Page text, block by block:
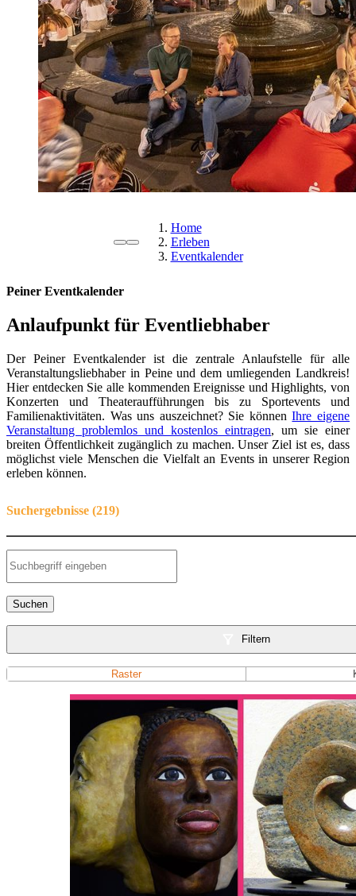
Home
Erleben
Eventkalender
Peiner Eventkalender
Anlaufpunkt für Eventliebhaber
Der Peiner Eventkalender ist die zentrale Anlaufstelle für alle
Veranstaltungsliebhaber in Peine und dem umliegenden Landkreis!
Hier entdecken Sie alle kommenden Ereignisse und Highlights, von
Konzerten und Theateraufführungen bis zu Sportevents und
Familienaktivitäten. Was uns auszeichnet? Sie könnenIhre eigene
Veranstaltung problemlos und kostenlos eintragen, um sie einer
breiten Öffentlichkeit zugänglich zu machen. Unser Ziel ist es, dass
möglichst viele Menschen die Vielfalt an Events in unserer Region
erleben können.
Suchergebnisse 219
Suchen
Filtern
Raster